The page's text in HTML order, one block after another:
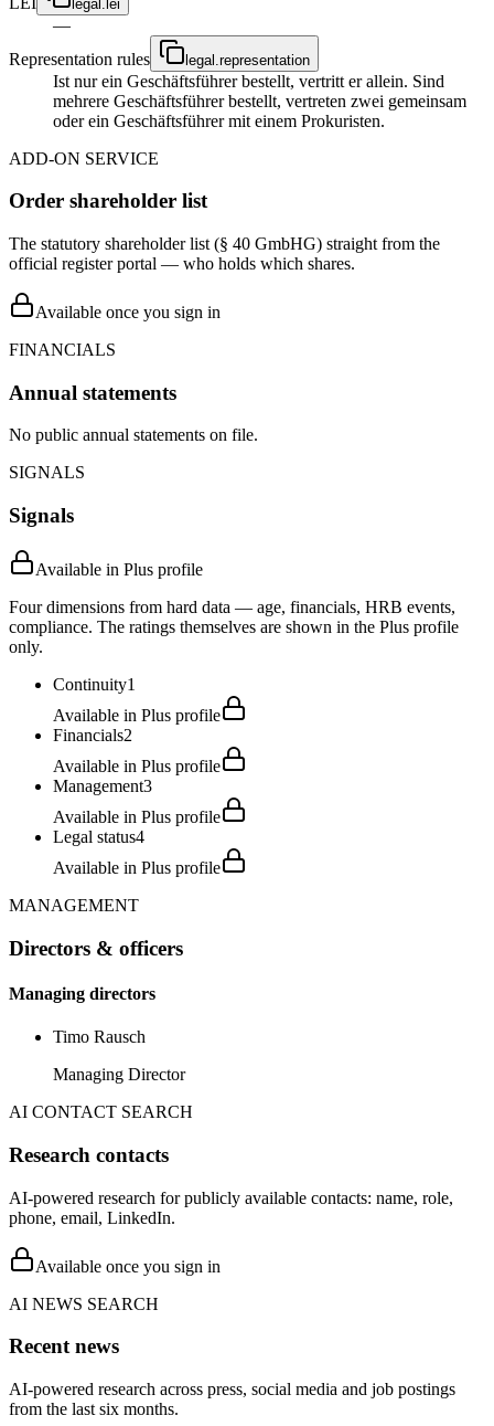
legal.lei
—
Representation rules
legal.representation
Ist nur ein Geschäftsführer bestellt, vertritt er allein. Sind
mehrere Geschäftsführer bestellt, vertreten zwei gemeinsam
oder ein Geschäftsführer mit einem Prokuristen.
ADD-ON SERVICE
Order shareholder list
The statutory shareholder list (§ 40 GmbHG) straight from the
official register portal — who holds which shares.
Available once you sign in
FINANCIALS
Annual statements
No public annual statements on file.
SIGNALS
Signals
Available in Plus profile
Four dimensions from hard data — age, financials, HRB events,
compliance. The ratings themselves are shown in the Plus profile
only.
Continuity1
Available in Plus profile
Financials2
Available in Plus profile
Management3
Available in Plus profile
Legal status4
Available in Plus profile
MANAGEMENT
Directors & officers
Managing directors
Timo Rausch
Managing Director
AI CONTACT SEARCH
Research contacts
AI-powered research for publicly available contacts: name, role,
phone, email, LinkedIn.
Available once you sign in
AI NEWS SEARCH
Recent news
AI-powered research across press, social media and job postings
from the last six months.